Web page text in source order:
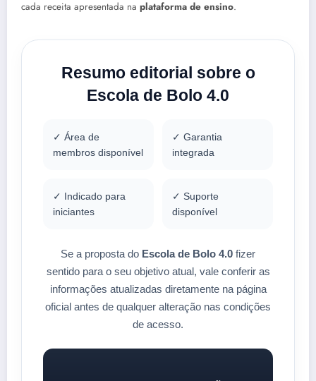
cada receita apresentada na plataforma de ensino.
Resumo editorial sobre o
Escola de Bolo 4.0
✓ Área de
membros disponível
✓ Garantia
integrada
✓ Indicado para
iniciantes
✓ Suporte
disponível
Se a proposta do Escola de Bolo 4.0 fizer
sentido para o seu objetivo atual, vale conferir as
informações atualizadas diretamente na página
oficial antes de qualquer alteração nas condições
de acesso.